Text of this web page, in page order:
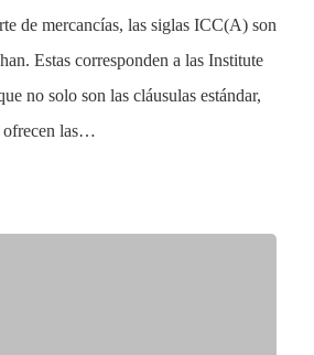
de mercancías, las siglas ICC(A) son
Estas corresponden a las Institute
no solo son las cláusulas estándar,
ofrecen las…